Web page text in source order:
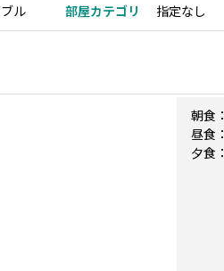
ル 部屋カテゴリ 指定なし
朝食：
昼食：
夕食：